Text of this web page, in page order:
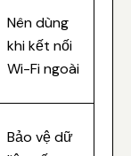
Nên dùng
khi kết nối
Wi-Fi ngoài
Bảo vệ dữ